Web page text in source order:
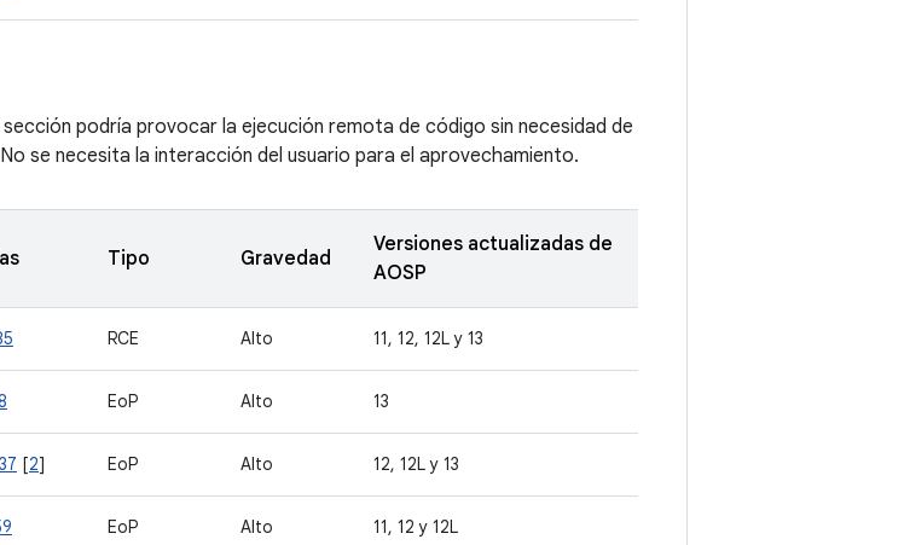
podría provocar la ejecución remota de código sin necesidad de
se necesita la interacción del usuario para el aprovechamiento.
Tipo Gravedad
Versiones actualizadas de
AOSP
RCE Alto 11, 12, 12L y 13
EoP Alto 13
[2] EoP Alto 12, 12L y 13
EoP Alto 11, 12 y 12L